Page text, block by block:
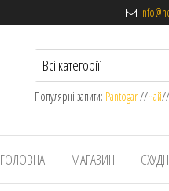
Популярні запити: Pantogar//Чай//
ГОЛОВНА МАГАЗИН